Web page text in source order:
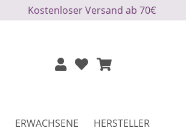
Kostenloser Versand ab 70€
ERWACHSENE
HERSTELLER